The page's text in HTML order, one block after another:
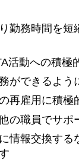
勤務時間を短
動への積極
ができるよう
再雇用に積極
の職員でサポ
情報交換する